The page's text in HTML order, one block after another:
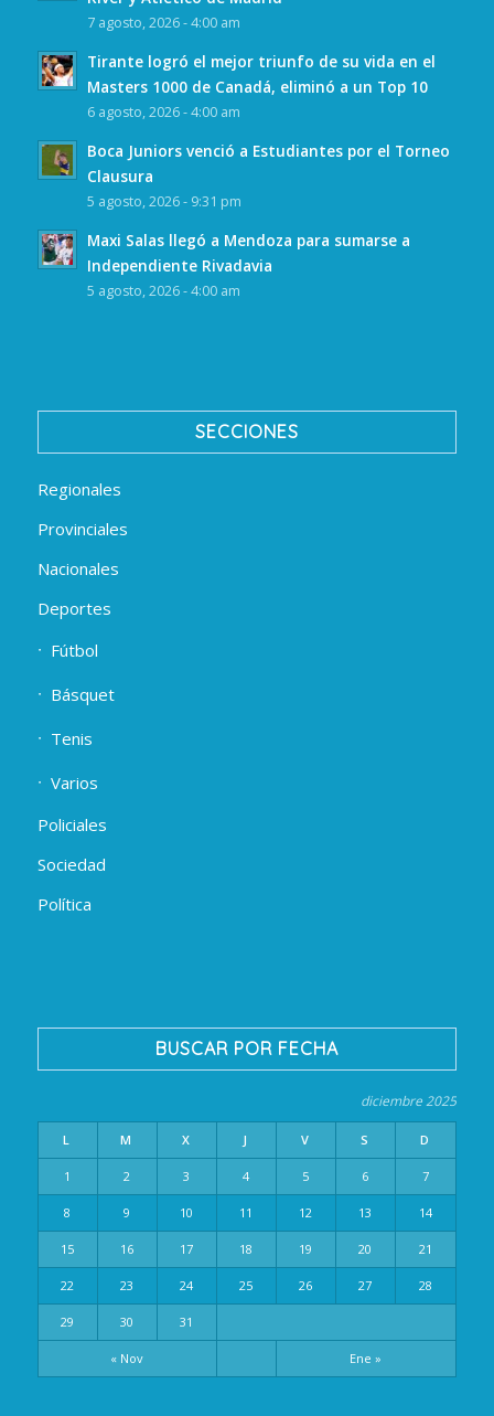
7 agosto, 2026 - 4:00 am
Tirante logró el mejor triunfo de su vida en el
Masters 1000 de Canadá, eliminó a un Top 10
6 agosto, 2026 - 4:00 am
Boca Juniors venció a Estudiantes por el Torneo
Clausura
5 agosto, 2026 - 9:31 pm
Maxi Salas llegó a Mendoza para sumarse a
Independiente Rivadavia
5 agosto, 2026 - 4:00 am
SECCIONES
Regionales
Provinciales
Nacionales
Deportes
Fútbol
Básquet
Tenis
Varios
Policiales
Sociedad
Política
BUSCAR POR FECHA
diciembre 2025
L M X J V S D
« Nov Ene »
1 2 3 4 5 6 7
8 9 10 11 12 13 14
15 16 17 18 19 20 21
22 23 24 25 26 27 28
29 30 31